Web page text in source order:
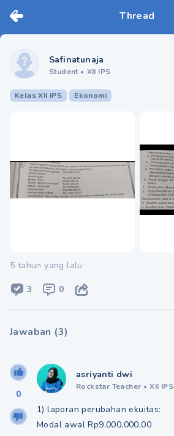
Thread
Safinatunaja
Student • XII IPS
Kelas XII IPS Ekonomi
5 tahun yang lalu
3 0
Jawaban (3)
0
asriyanti dwi
Rockstar Teacher • XII IPS
1) laporan perubahan ekuitas:
Modal awal Rp9.000.000,00